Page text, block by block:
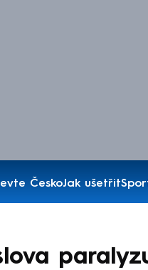
ČeskoJak ušetřit